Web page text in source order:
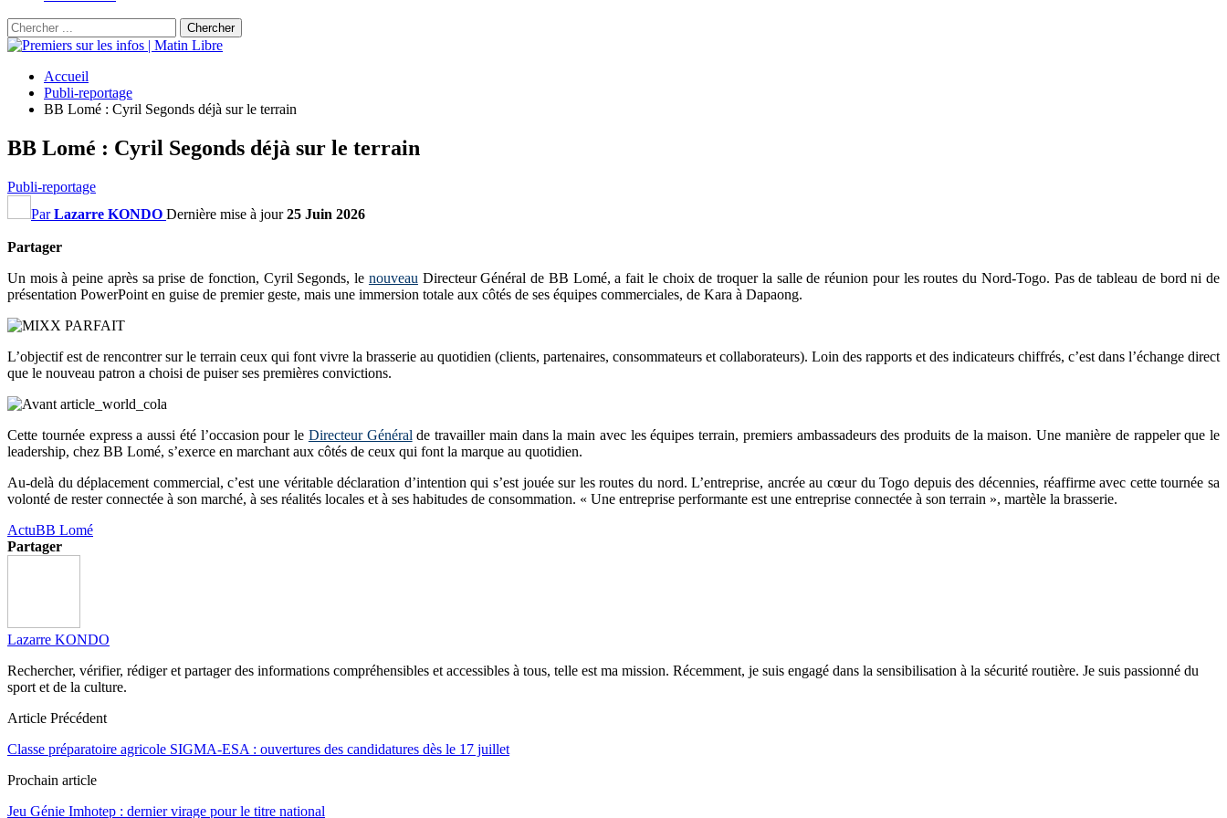
Accueil
Publi-reportage
BB Lomé : Cyril Segonds déjà sur le terrain
BB Lomé : Cyril Segonds déjà sur le terrain
Publi-reportage
ParLazarre KONDO Dernière mise à jour25 Juin 2026
Partager
Un mois à peine après sa prise de fonction, Cyril Segonds, le nouveau Directeur Général de BB Lomé, a fait le choix de troquer la salle de réunion pour les routes du Nord-Togo. Pas de tableau de bord ni de
présentation PowerPoint en guise de premier geste, mais une immersion totale aux côtés de ses équipes commerciales, de Kara à Dapaong.
L’objectif est de rencontrer sur le terrain ceux qui font vivre la brasserie au quotidien (clients, partenaires, consommateurs et collaborateurs). Loin des rapports et des indicateurs chiffrés, c’est dans l’échange direct
que le nouveau patron a choisi de puiser ses premières convictions.
Cette tournée express a aussi été l’occasion pour le Directeur Général de travailler main dans la main avec les équipes terrain, premiers ambassadeurs des produits de la maison. Une manière de rappeler que le
leadership, chez BB Lomé, s’exerce en marchant aux côtés de ceux qui font la marque au quotidien.
Au-delà du déplacement commercial, c’est une véritable déclaration d’intention qui s’est jouée sur les routes du nord. L’entreprise, ancrée au cœur du Togo depuis des décennies, réaffirme avec cette tournée sa
volonté de rester connectée à son marché, à ses réalités locales et à ses habitudes de consommation. « Une entreprise performante est une entreprise connectée à son terrain », martèle la brasserie.
ActuBB Lomé
Partager
Lazarre KONDO
Rechercher, vérifier, rédiger et partager des informations compréhensibles et accessibles à tous, telle est ma mission. Récemment, je suis engagé dans la sensibilisation à la sécurité routière. Je suis passionné du
sport et de la culture.
Article Précédent
Classe préparatoire agricole SIGMA-ESA : ouvertures des candidatures dès le 17 juillet
Prochain article
Jeu Génie Imhotep : dernier virage pour le titre national